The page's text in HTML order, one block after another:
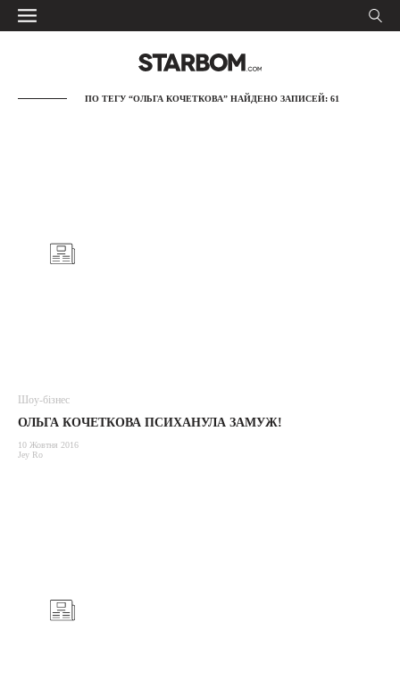
ПО ТЕГУ “ОЛЬГА КОЧЕТКОВА” НАЙДЕНО ЗАПИСЕЙ: 61
Шоу-бізнес
ОЛЬГА КОЧЕТКОВА ПСИХАНУЛА ЗАМУЖ!
10 Жовтня 2016
Jey Ro